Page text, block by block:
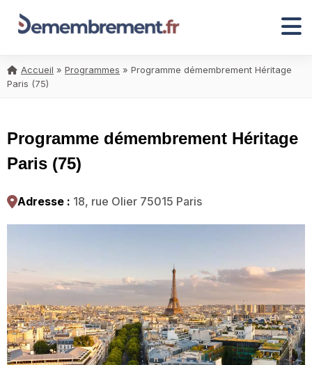
Accueil » Programmes » Programme démembrement Héritage
Paris (75)
Programme démembrement Héritage
Paris (75)
Adresse : 18, rue Olier 75015 Paris